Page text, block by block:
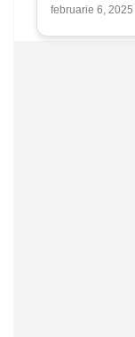
februarie 6, 2025